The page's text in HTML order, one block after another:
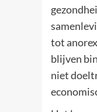
tot
blijven
niet